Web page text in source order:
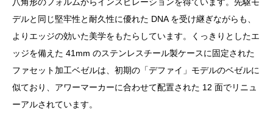
デルと同じ堅牢性と耐久性に優れた DNA を受け継ぎながらも、
よりエッジの効いた美学をもたらしています。くっきりとしたエ
ッジを備えた 41mm のステンレスチール製ケースに固定された
ファセット加工ベゼルは、初期の「デファイ」モデルのベゼルに
似ており、アワーマーカーに合わせて配置された 12 面でリニュ
ーアルされています。